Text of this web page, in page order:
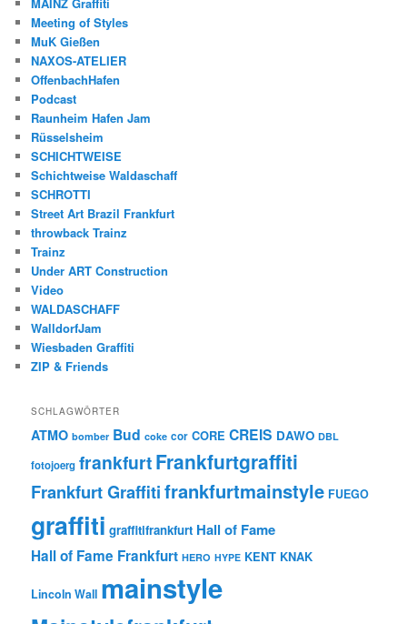
Meeting of Styles
MuK Gießen
NAXOS-ATELIER
OffenbachHafen
Podcast
Raunheim Hafen Jam
Rüsselsheim
SCHICHTWEISE
Schichtweise Waldaschaff
SCHROTTI
Street Art Brazil Frankfurt
throwback Trainz
Trainz
Under ART Construction
Video
WALDASCHAFF
WalldorfJam
Wiesbaden Graffiti
ZIP & Friends
SCHLAGWÖRTER
ATMO bomber Bud coke cor CORE CREIS DAWO DBL
fotojoerg frankfurtFrankfurtgraffiti
Frankfurt Graffitifrankfurtmainstyle FUEGO
graffiti graffitifrankfurt Hall of Fame
Hall of Fame Frankfurt HERO HYPE KENT KNAK
Lincoln Wall mainstyle